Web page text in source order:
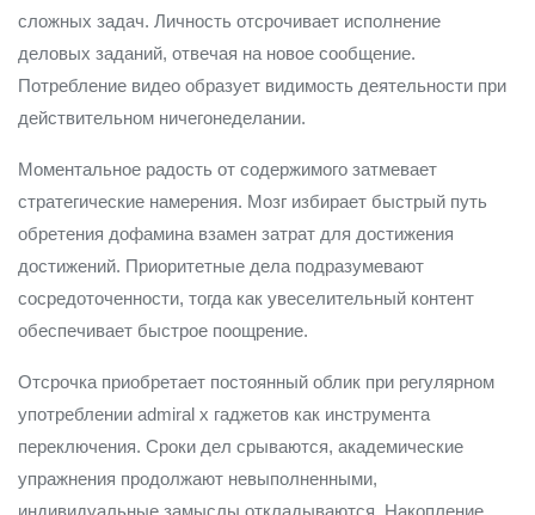
сложных задач. Личность отсрочивает исполнение
деловых заданий, отвечая на новое сообщение.
Потребление видео образует видимость деятельности при
действительном ничегонеделании.
Моментальное радость от содержимого затмевает
стратегические намерения. Мозг избирает быстрый путь
обретения дофамина взамен затрат для достижения
достижений. Приоритетные дела подразумевают
сосредоточенности, тогда как увеселительный контент
обеспечивает быстрое поощрение.
Отсрочка приобретает постоянный облик при регулярном
употреблении admiral x гаджетов как инструмента
переключения. Сроки дел срываются, академические
упражнения продолжают невыполненными,
индивидуальные замыслы откладываются. Накопление